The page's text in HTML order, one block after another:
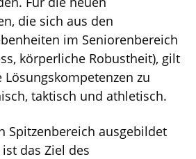
die sich aus den
im Seniorenbereich
körperliche Robustheit), gilt
Lösungskompetenzen zu
taktisch und athletisch.
Spitzenbereich ausgebildet
das Ziel des